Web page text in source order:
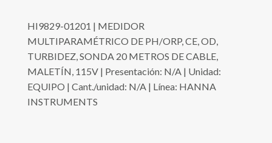
HI9829-01201 | MEDIDOR
MULTIPARAMÉTRICO DE PH/ORP, CE, OD,
TURBIDEZ, SONDA 20 METROS DE CABLE,
MALETÍN, 115V | Presentación: N/A | Unidad:
EQUIPO | Cant./unidad: N/A | Línea: HANNA
INSTRUMENTS